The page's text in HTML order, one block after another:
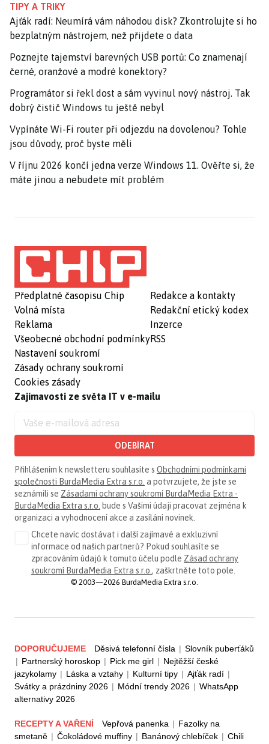
TIPY A TRIKY
Ajťák radí: Neumírá vám náhodou disk? Zkontrolujte si ho
bezplatným nástrojem, než přijdete o data
Poznejte tajemství barevných USB portů: Co znamenají
černé, oranžové a modré konektory?
Programátor si řekl dost a sám vyvinul nový nástroj. Tak
dobrý čistič Windows tu ještě nebyl
Vypínáte Wi-Fi router při odjezdu na dovolenou? Tohle
jsou důvody, proč byste měli
V říjnu 2026 končí jedna verze Windows 11. Ověřte si, že
máte jinou a nebudete mít problém
Předplatné časopisu Chip
Volná místa
Reklama
Všeobecné obchodní podmínky
Nastavení soukromí
Zásady ochrany soukromí
Cookies zásady
Redakce a kontakty
Redakční etický kodex
Inzerce
RSS
Zajímavosti ze světa IT v e-mailu
ODEBÍRAT
Přihlášením k newsletteru souhlasíte s Obchodními podmínkami
společnosti BurdaMedia Extra s.r.o. a potvrzujete, že jste se
seznámili se Zásadami ochrany soukromí BurdaMedia Extra -
BurdaMedia Extra s.r.o. bude s Vašimi údaji pracovat zejména k
organizaci a vyhodnocení akce a zasílání novinek.
Chcete navíc dostávat i další zajímavé a exkluzivní
informace od našich partnerů? Pokud souhlasíte se
zpracováním údajů k tomuto účelu podle Zásad ochrany
soukromí BurdaMedia Extra s.r.o. , zaškrtněte toto pole.
© 2003—2026 BurdaMedia Extra s.r.o.
DOPORUČUJEME Děsivá telefonní čísla | Slovník puberťáků
| Partnerský horoskop | Pick me girl | Nejtěžší české
jazykolamy | Láska a vztahy | Kulturní tipy | Ajťák radí |
Svátky a prázdniny 2026 | Módní trendy 2026 | WhatsApp
alternativy 2026
RECEPTY A VAŘENÍ Vepřová panenka | Fazolky na
smetaně | Čokoládové muffiny | Banánový chlebíček | Chili